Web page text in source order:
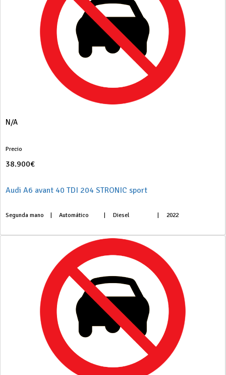
N/A
Precio
38.900€
Audi A6 avant 40 TDI 204 STRONIC sport
Segunda mano Automático Diesel 2022